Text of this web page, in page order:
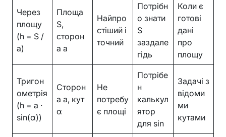
Через
площу
(h = S /
a)
Площа
S,
сторон
а a
Найпро
стіший і
точний
Потрібн
о знати
S
заздале
гідь
Коли є
готові
дані
про
площу
Тригон
ометрія
(h = a ·
sin(α))
Сторон
а a, кут
α
Не
потребу
є площі
Потрібе
н
калькул
ятор
для sin
Задачі з
відоми
ми
кутами